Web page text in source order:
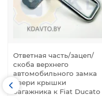
Ответная часть/зацеп/
скоба верхнего
автомобильного замка
двери крышки
багажника к Fiat Ducato